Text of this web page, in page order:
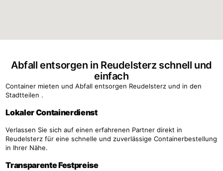
Abfall entsorgen in Reudelsterz schnell und
einfach
Container mieten und Abfall entsorgen Reudelsterz und in den
Stadtteilen .
Lokaler Containerdienst
Verlassen Sie sich auf einen erfahrenen Partner direkt in
Reudelsterz für eine schnelle und zuverlässige Containerbestellung
in Ihrer Nähe.
Transparente Festpreise